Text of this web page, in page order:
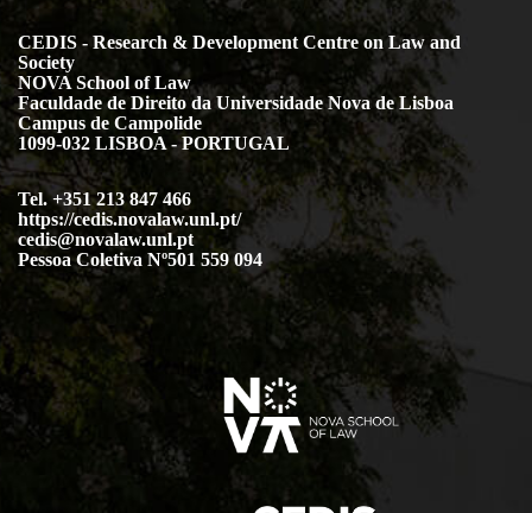
CEDIS - Research & Development Centre on Law and
Society
NOVA School of Law
Faculdade de Direito da Universidade Nova de Lisboa
Campus de Campolide
1099-032 LISBOA - PORTUGAL
Tel. +351 213 847 466
https://cedis.novalaw.unl.pt/
cedis@novalaw.unl.pt
Pessoa Coletiva Nº501 559 094